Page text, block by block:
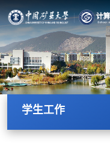
学生工作